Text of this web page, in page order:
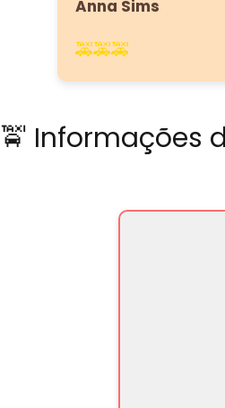
Anna Sims
🚕🚕🚕
🚖 Informações